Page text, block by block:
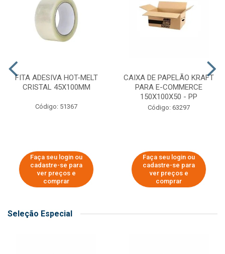
FITA ADESIVA HOT-MELT
CRISTAL 45X100MM
Código: 51367
Faça seu login ou
cadastre-se para
ver preços e
comprar
CAIXA DE PAPELÃO KRAFT
PARA E-COMMERCE
150X100X50 - PP
Código: 63297
Faça seu login ou
cadastre-se para
ver preços e
comprar
Seleção Especial